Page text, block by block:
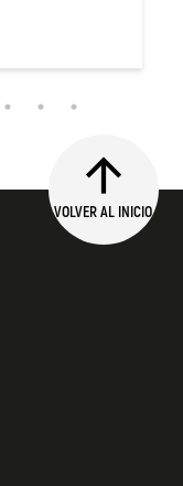
VOLVER AL INICIO